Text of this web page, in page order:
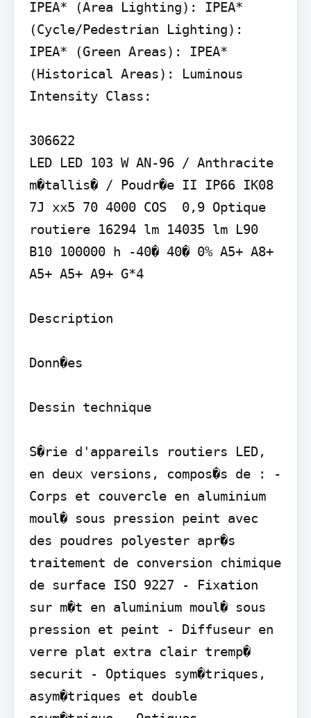
IPEA* (Area Lighting): IPEA*
(Cycle/Pedestrian Lighting):
IPEA* (Green Areas): IPEA*
(Historical Areas): Luminous
Intensity Class:
306622
LED LED 103 W AN-96 / Anthracite
m�tallis� / Poudr�e II IP66 IK08
7J xx5 70 4000 COS  0,9 Optique
routiere 16294 lm 14035 lm L90
B10 100000 h -40� 40� 0% A5+ A8+
A5+ A5+ A9+ G*4
Description
Donn�es
Dessin technique
S�rie d'appareils routiers LED,
en deux versions, compos�s de : -
Corps et couvercle en aluminium
moul� sous pression peint avec
des poudres polyester apr�s
traitement de conversion chimique
de surface ISO 9227 - Fixation
sur m�t en aluminium moul� sous
pression et peint - Diffuseur en
verre plat extra clair tremp�
securit - Optiques sym�triques,
asym�triques et double